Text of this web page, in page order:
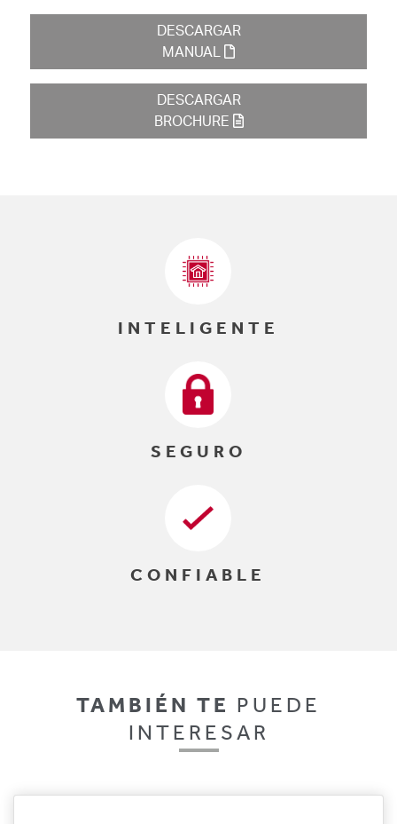
DESCARGAR
MANUAL
DESCARGAR
BROCHURE
INTELIGENTE
SEGURO
CONFIABLE
TAMBIÉN TE
PUEDE
INTERESAR